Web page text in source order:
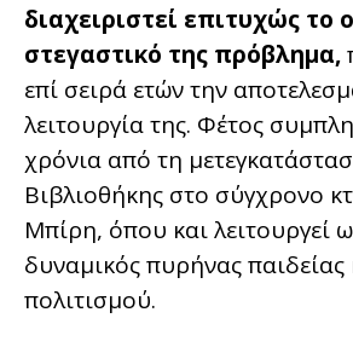
διαχειριστεί επιτυχώς το
στεγαστικό της πρόβλημα,
επί σειρά ετών την
λειτουργία της. Φέτος
χρόνια από τη
Βιβλιοθήκης στο σύγχρονο
Μπίρη, όπου και λειτουργεί
δυναμικός πυρήνας παιδείας
πολιτισμού.